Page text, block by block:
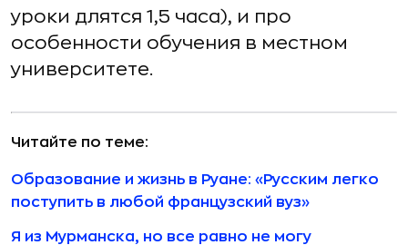
уроки длятся 1,5 часа), и про
особенности обучения в местном
университете.
Читайте по теме:
Образование и жизнь в Руане: «Русским легко
поступить в любой французский вуз»
Я из Мурманска, но все равно не могу